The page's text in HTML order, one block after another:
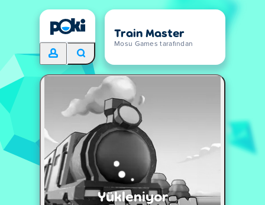
Train Master
Mosu Games tarafından
Yükleniyor